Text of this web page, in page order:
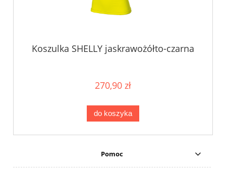
Koszulka SHELLY jaskrawożółto-czarna
270,90 zł
do koszyka
Pomoc